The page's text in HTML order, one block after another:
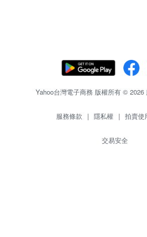
Yahoo台灣電子商務 版權所有 © 2026
服務條款 | 隱私權 | 拍賣使
交易安全